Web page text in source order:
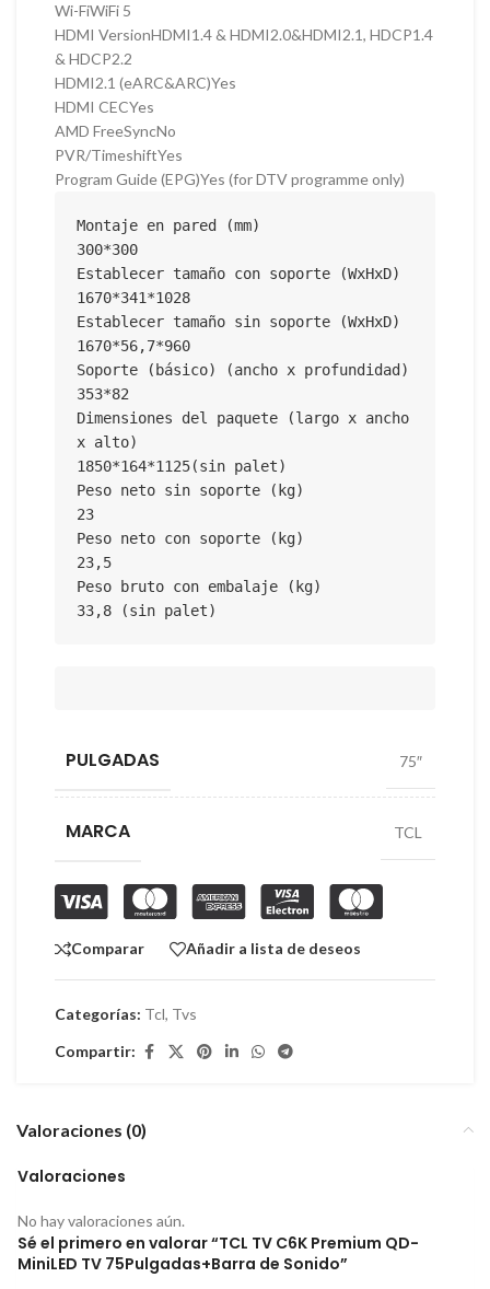
Wi-FiWiFi 5
HDMI VersionHDMI1.4 & HDMI2.0&HDMI2.1, HDCP1.4
& HDCP2.2
HDMI2.1 (eARC&ARC)Yes
HDMI CECYes
AMD FreeSyncNo
PVR/TimeshiftYes
Program Guide (EPG)Yes (for DTV programme only)
Montaje en pared (mm)
300*300
Establecer tamaño con soporte (WxHxD)
1670*341*1028
Establecer tamaño sin soporte (WxHxD)
1670*56,7*960
Soporte (básico) (ancho x profundidad)
353*82
Dimensiones del paquete (largo x ancho
x alto)
1850*164*1125(sin palet)
Peso neto sin soporte (kg)
23
Peso neto con soporte (kg)
23,5
Peso bruto con embalaje (kg)
33,8 (sin palet)
PULGADAS 75″
MARCA TCL
Comparar Añadir a lista de deseos
Categorías: Tcl, Tvs
Compartir:
Valoraciones (0)
Valoraciones
No hay valoraciones aún.
Sé el primero en valorar “TCL TV C6K Premium QD-
MiniLED TV 75Pulgadas+Barra de Sonido”